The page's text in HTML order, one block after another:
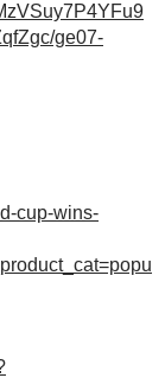
ge07-
cup-wins-